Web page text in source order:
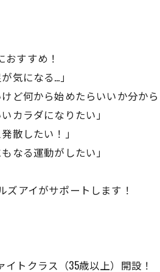
おすすめ！
気になる…」
けど何から始めたらいいか分か
カラダになりたい」
散したい！」
なる運動がしたい」
アイがサポートします！
イトクラス（35歳以上）開設！